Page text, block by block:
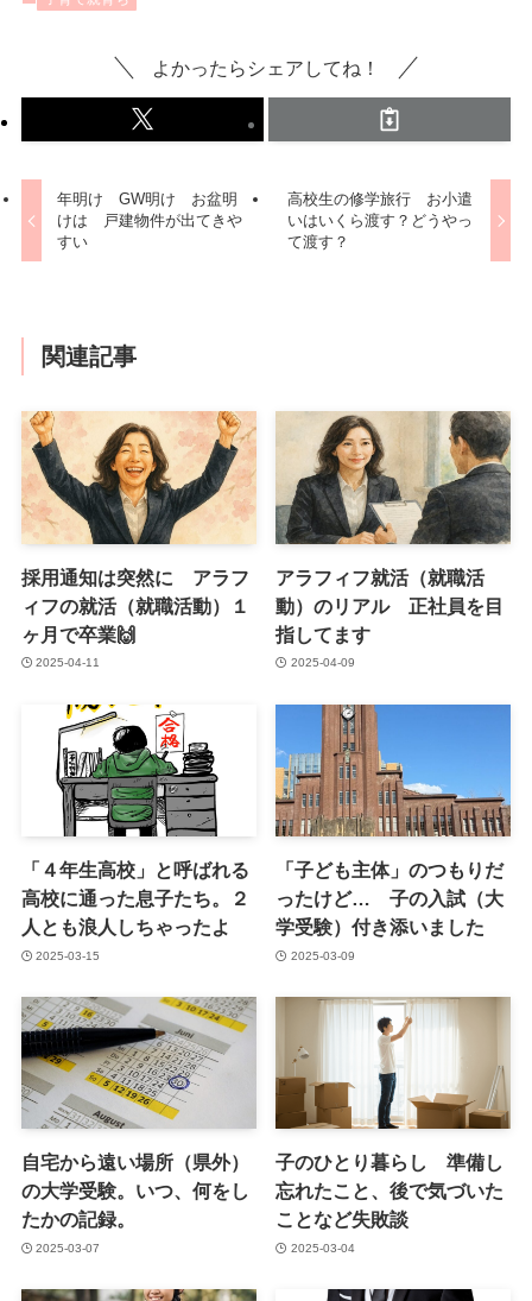
よかったらシェアしてね！
年明け GW明け お盆明
けは 戸建物件が出てきや
すい
高校生の修学旅行 お小遣
いはいくら渡す？どうやっ
て渡す？
関連記事
採用通知は突然に アラフ
ィフの就活（就職活動）１
ヶ月で卒業🙌
2025-04-11
アラフィフ就活（就職活
動）のリアル 正社員を目
指してます
2025-04-09
「４年生高校」と呼ばれる
高校に通った息子たち。２
人とも浪人しちゃったよ
2025-03-15
「子ども主体」のつもりだ
ったけど… 子の入試（大
学受験）付き添いました
2025-03-09
自宅から遠い場所（県外）
の大学受験。いつ、何をし
たかの記録。
2025-03-07
子のひとり暮らし 準備し
忘れたこと、後で気づいた
ことなど失敗談
2025-03-04